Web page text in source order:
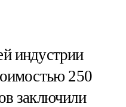
индустрии
250
заключили